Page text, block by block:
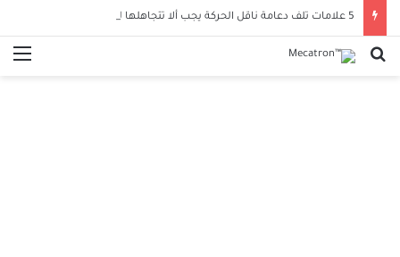
5 علامات تلف دعامة ناقل الحركة يجب ألا تتجاهلها لحماية سيارتك
بحث عن